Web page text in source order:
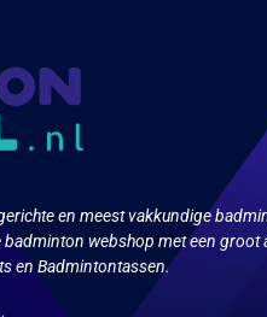
en meest vakkundige
webshop met een groot
en Badmintontassen.